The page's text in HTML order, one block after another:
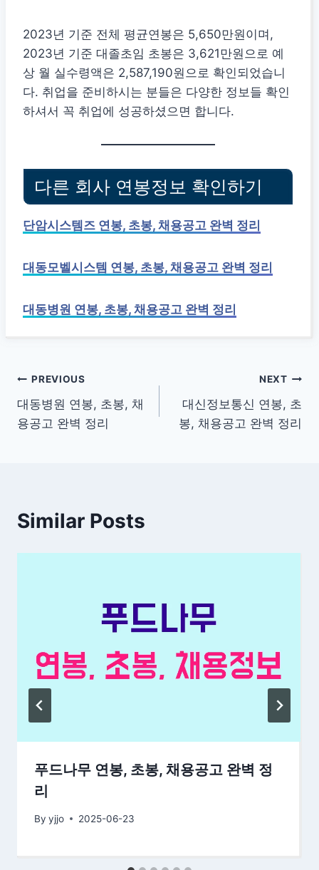
2023년 기준 전체 평균연봉은 5,650만원이며,
2023년 기준 대졸초임 초봉은 3,621만원으로 예
상 월 실수령액은 2,587,190원으로 확인되었습니
다. 취업을 준비하시는 분들은 다양한 정보들 확인
하셔서 꼭 취업에 성공하셨으면 합니다.
다른 회사 연봉정보 확인하기
단암시스템즈 연봉, 초봉, 채용공고 완벽 정리
대동모벨시스템 연봉, 초봉, 채용공고 완벽 정리
대동병원 연봉, 초봉, 채용공고 완벽 정리
글
탐
PREVIOUS
대동병원 연봉, 초봉, 채
용공고 완벽 정리
NEXT
대신정보통신 연봉, 초
봉, 채용공고 완벽 정리
Similar Posts
푸드나무 연봉, 초봉, 채용공고 완벽 정
리
By yjjo 2025-06-23